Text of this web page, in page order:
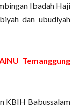
Ibadah Haji
dan ubudiyah
Temanggung
KBIH Babussalam